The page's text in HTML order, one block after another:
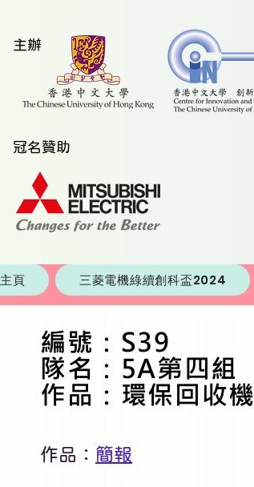
​主辦
​冠名贊助
主頁 三菱電機綠續創科盃2024
編號：S39
隊名：5A第四組
作品：環保回收機
作品： 簡報